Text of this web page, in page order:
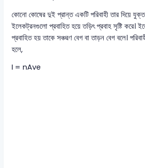
কোনো কোষের দুই প্রান্ত একটি পরিবাহী তার দিয়ে
ইলেকট্রনগুলো প্রবাহিত হয়ে তড়িৎ প্রবাহ সৃষ্টি করে।
প্রবাহিত হয় তাকে সঞ্চরণ বেগ বা তাড়ন বেগ বলে।
হলে,
I = nAve